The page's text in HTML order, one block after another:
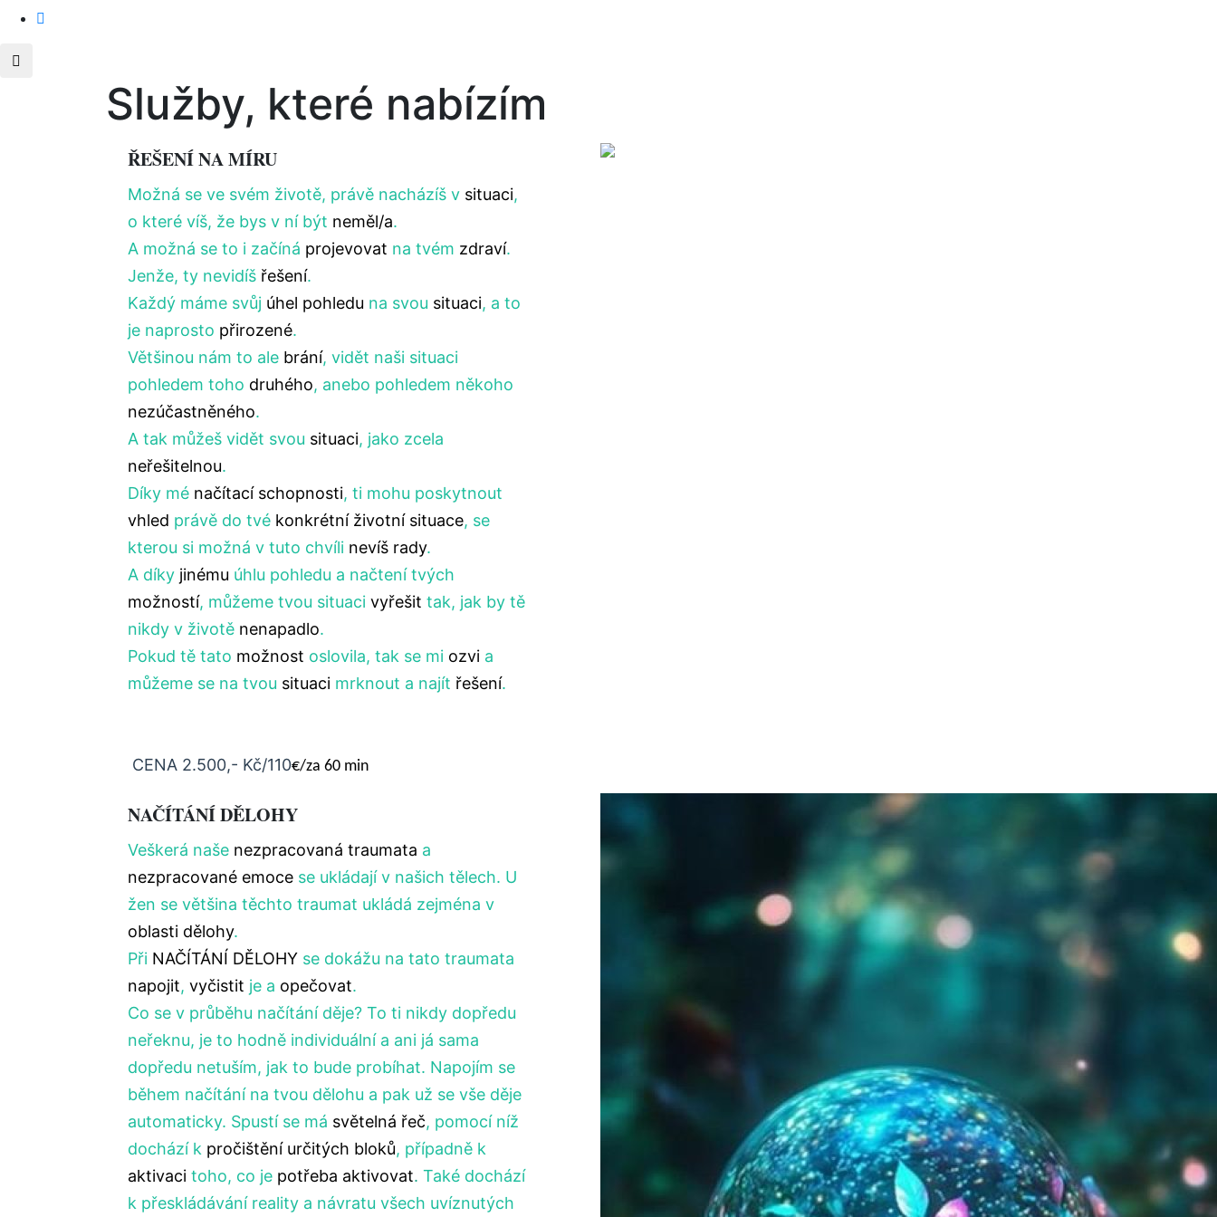
Služby, které nabízím
ŘEŠENÍ NA MÍRU
Možná se ve svém životě, právě nacházíš v situaci,
o které víš, že bys v ní být neměl/a.
A možná se to i začíná projevovat na tvém zdraví.
Jenže, ty nevidíš řešení.
Každý máme svůj úhel pohledu na svou situaci, a to
je naprosto přirozené.
Většinou nám to ale brání, vidět naši situaci
pohledem toho druhého, anebo pohledem někoho
nezúčastněného.
A tak můžeš vidět svou situaci, jako zcela
neřešitelnou.
Díky mé načítací schopnosti, ti mohu poskytnout
vhled právě do tvé konkrétní životní situace, se
kterou si možná v tuto chvíli nevíš rady.
A díky jinému úhlu pohledu a načtení tvých
možností, můžeme tvou situaci vyřešit tak, jak by tě
nikdy v životě nenapadlo.
Pokud tě tato možnost oslovila, tak se mi ozvia
můžeme se na tvou situacimrknout a najít řešení.
CENA 2.500,- Kč/110€/za 60 min
NAČÍTÁNÍ DĚLOHY
Veškerá naše nezpracovaná traumata a
nezpracované emocese ukládají v našich tělech. U
žen se většina těchto traumat ukládá zejména v
oblasti dělohy.
Při NAČÍTÁNÍ DĚLOHYse dokážu na tato traumata
napojit, vyčistit je a opečovat.
Co se v průběhu načítání děje? To ti nikdy dopředu
neřeknu, je to hodně individuální a ani já sama
dopředu netuším, jak to bude probíhat. Napojím se
během načítání na tvou dělohu a pak už se vše děje
automaticky. Spustí se má světelná řeč, pomocí níž
dochází k pročištění určitých bloků, případně k
aktivaci toho, co je potřeba aktivovat. Také dochází
k přeskládávání reality a návratu všech uvíznutých